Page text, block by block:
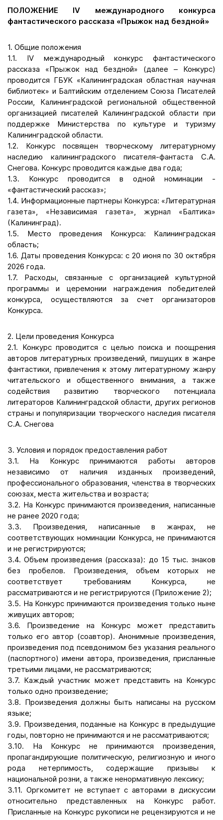
ПОЛОЖЕНИЕ IV международного конкурса
фантастического рассказа «Прыжок над бездной»
1. Общие положения
1.1. IV международный конкурс фантастического
рассказа «Прыжок над бездной» (далее – Конкурс)
проводится ГБУК «Калининградская областная научная
библиотек» и Балтийским отделением Союза Писателей
России, Калининградской региональной общественной
организацией писателей Калининградской области при
поддержке Министерства по культуре и туризму
Калининградской области.
1.2. Конкурс посвящен творческому литературному
наследию калининградского писателя-фантаста С.А.
Снегова. Конкурс проводится каждые два года;
1.3. Конкурс проводится в одной номинации -
«фантастический рассказ»;
1.4. Информационные партнеры Конкурса: «Литературная
газета», «Независимая газета», журнал «Балтика»
(Калининград).
1.5. Место проведения Конкурса: Калининградская
область;
1.6. Даты проведения Конкурса: с 20 июня по 30 октября
2026 года.
1.7. Расходы, связанные с организацией культурной
программы и церемонии награждения победителей
конкурса, осуществляются за счет организаторов
Конкурса.
2. Цели проведения Конкурса
2.1. Конкурс проводится с целью поиска и поощрения
авторов литературных произведений, пишущих в жанре
фантастики, привлечения к этому литературному жанру
читательского и общественного внимания, а также
содействия развитию творческого потенциала
литераторов Калининградской области, других регионов
страны и популяризации творческого наследия писателя
С.А. Снегова
3. Условия и порядок предоставления работ
3.1. На Конкурс принимаются работы авторов
независимо от наличия изданных произведений,
профессионального образования, членства в творческих
союзах, места жительства и возраста;
3.2. На Конкурс принимаются произведения, написанные
не ранее 2020 года;
3.3. Произведения, написанные в жанрах, не
соответствующих номинации Конкурса, не принимаются
и не регистрируются;
3.4. Объем произведения (рассказа): до 15 тыс. знаков
без пробелов. Произведения, объем которых не
соответствует требованиям Конкурса, не
рассматриваются и не регистрируются (Приложение 2);
3.5. На Конкурс принимаются произведения только ныне
живущих авторов;
3.6. Произведение на Конкурс может представить
только его автор (соавтор). Анонимные произведения,
произведения под псевдонимом без указания реального
(паспортного) имени автора, произведения, присланные
третьими лицами, не рассматриваются;
3.7. Каждый участник может представить на Конкурс
только одно произведение;
3.8. Произведения должны быть написаны на русском
языке;
3.9. Произведения, поданные на Конкурс в предыдущие
годы, повторно не принимаются и не рассматриваются;
3.10. На Конкурс не принимаются произведения,
пропагандирующие политическую, религиозную и иного
рода нетерпимость, содержащие призывы к
национальной розни, а также ненормативную лексику;
3.11. Оргкомитет не вступает с авторами в дискуссии
относительно представленных на Конкурс работ.
Присланные на Конкурс рукописи не рецензируются и не